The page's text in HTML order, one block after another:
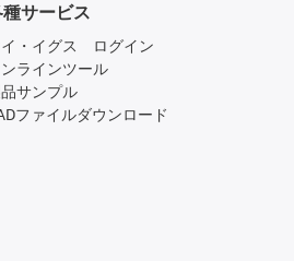
サービス
・イグス ログイン
ラインツール
サンプル
ファイルダウンロード